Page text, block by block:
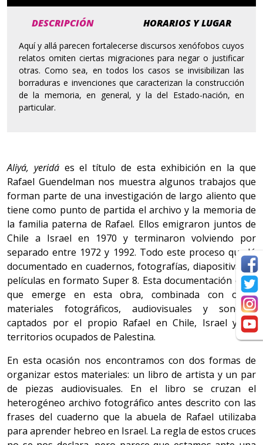
DESCRIPCIÓN HORARIOS Y LUGAR
Aquí y allá parecen fortalecerse discursos xenófobos cuyos
relatos omiten ciertas migraciones para negar o justificar
otras. Como sea, en todos los casos se invisibilizan las
borraduras e invenciones que caracterizan la construcción
de la memoria, en general, y la del Estado-nación, en
particular.
Aliyá, yeridáes el título de esta exhibición en la que
Rafael Guendelman nos muestra algunos trabajos que
forman parte de una investigación de largo aliento que
tiene como punto de partida el archivo y la memoria de
la familia paterna de Rafael. Ellos emigraron juntos de
Chile a Israel en 1970 y terminaron volviendo por
separado entre 1972 y 1992. Todo este proceso quedó
documentado en cuadernos, fotografías, diapositivas y
películas en formato Super 8. Esta documentación es la
que emerge en esta obra, combinada con otros
materiales fotográficos, audiovisuales y sonoros
captados por el propio Rafael en Chile, Israel y los
territorios ocupados de Palestina.
En esta ocasión nos encontramos con dos formas de
organizar estos materiales: un libro de artista y un par
de piezas audiovisuales. En el libro se cruzan el
heterogéneo archivo fotográfico antes descrito con las
frases del cuaderno que la abuela de Rafael utilizaba
para aprender hebreo en Israel. La regla de estos cruces